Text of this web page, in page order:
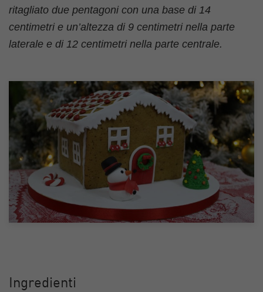
ritagliato due pentagoni con una base di 14
centimetri e un’altezza di 9 centimetri nella parte
laterale e di 12 centimetri nella parte centrale.
Ingredienti